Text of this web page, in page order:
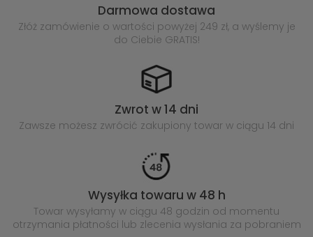
Darmowa dostawa
Złóż zamówienie o wartości powyżej 249 zł, a wyślemy je
do Ciebie GRATIS!
Zwrot w 14 dni
Zawsze możesz zwrócić zakupiony towar w ciągu 14 dni
Wysyłka towaru w 48 h
Towar wysyłamy w ciągu 48 godzin od momentu
otrzymania płatności lub zlecenia wysłania za pobraniem